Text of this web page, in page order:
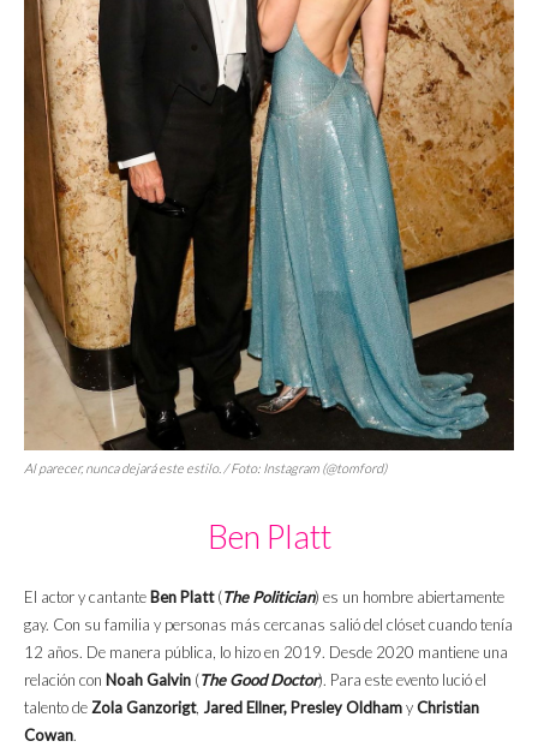
Al parecer, nunca dejará este estilo. / Foto: Instagram (@tomford)
Ben Platt
El actor y cantante Ben Platt(The Politician) es un hombre abiertamente
gay. Con su familia y personas más cercanas salió del clóset cuando tenía
12 años. De manera pública, lo hizo en 2019. Desde 2020 mantiene una
relación con Noah Galvin (The Good Doctor). Para este evento lució el
talento deZola Ganzorigt, Jared Ellner, Presley OldhamyChristian
Cowan.